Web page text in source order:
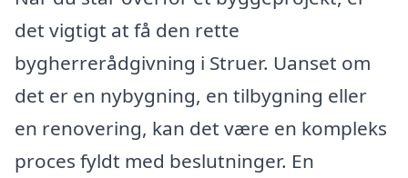
det vigtigt at få den rette
bygherrerådgivning i Struer. Uanset om
det er en nybygning, en tilbygning eller
en renovering, kan det være en kompleks
proces fyldt med beslutninger. En